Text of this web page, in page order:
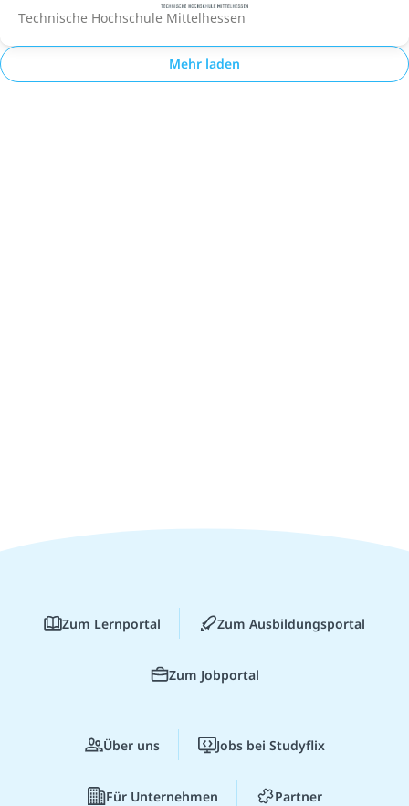
Technische Hochschule Mittelhessen
Mehr laden
Zum Lernportal Zum Ausbildungsportal
Zum Jobportal
Über uns Jobs bei Studyflix
Für Unternehmen Partner